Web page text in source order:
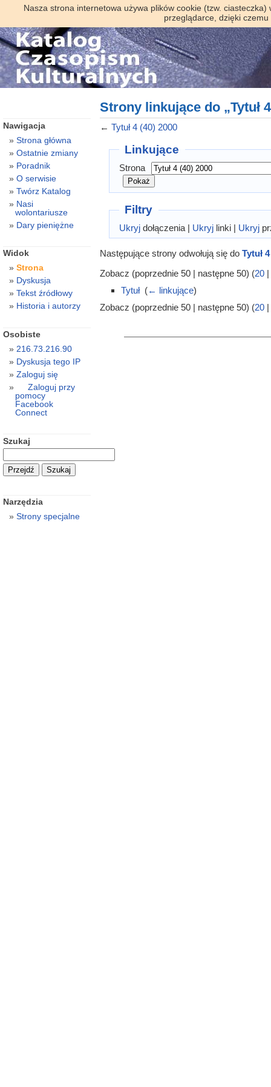
Nasza strona internetowa używa plików cookie (tzw.
przeglądarce, dzięki
Strony linkujące do „Tytuł
← Tytuł 4 (40) 2000
Linkujące
Strona
Filtry
Ukryjdołączenia | Ukryjlinki | Ukryj
Następujące strony odwołują się do Tytuł
Zobacz (poprzednie 50 | następne 50) (20|
Tytuł‎ (← linkujące)
Zobacz (poprzednie 50 | następne 50) (20|
Nawigacja
Strona główna
Ostatnie zmiany
Poradnik
O serwisie
Twórz Katalog
Nasi
wolontariusze
Dary pieniężne
Widok
Strona
Dyskusja
Tekst źródłowy
Historia i autorzy
Osobiste
216.73.216.90
Dyskusja tego IP
Zaloguj się
Zaloguj przy
pomocy
Facebook
Connect
Szukaj
Narzędzia
Strony specjalne